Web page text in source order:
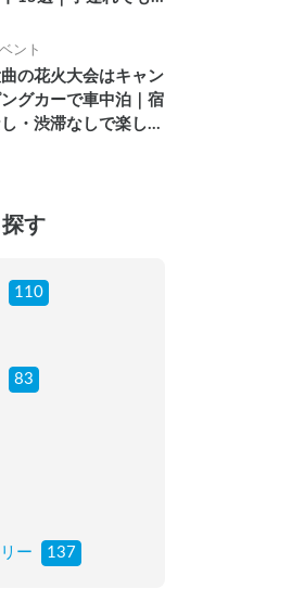
メ・温泉を徹底解説
ント
の花火大会はキャン
ングカーで車中泊｜宿
・渋滞なしで楽しむ
す
110
83
ー 137